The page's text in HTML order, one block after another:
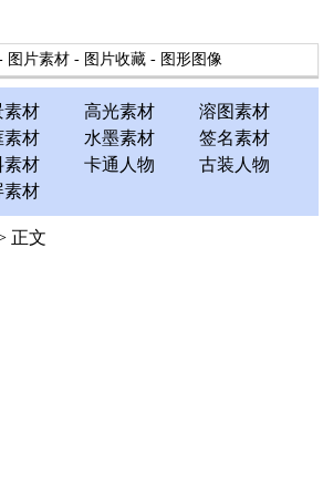
图片素材 - 图片收藏 - 图形图像
素材 高光素材
溶图素材
素材 水墨素材
签名素材
素材 卡通人物
古装人物
素材
正文